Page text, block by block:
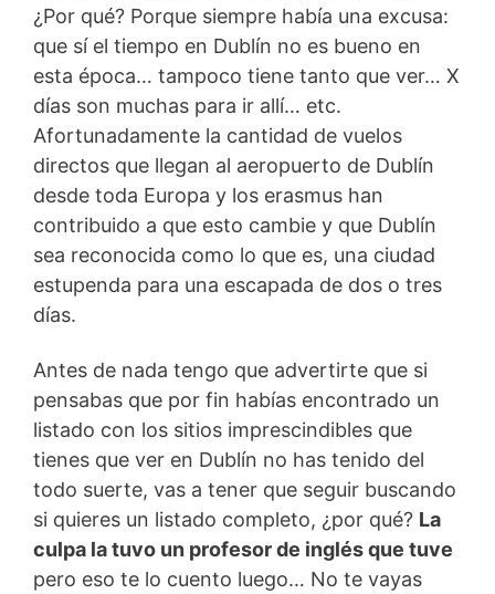
¿Por qué? Porque siempre había una excusa:
que sí el tiempo en Dublín no es bueno en
esta época… tampoco tiene tanto que ver… X
días son muchas para ir allí… etc.
Afortunadamente la cantidad de vuelos
directos que llegan al aeropuerto de Dublín
desde toda Europa y los erasmus han
contribuido a que esto cambie y que Dublín
sea reconocida como lo que es, una ciudad
estupenda para una escapada de dos o tres
días.
Antes de nada tengo que advertirte que si
pensabas que por fin habías encontrado un
listado con los sitios imprescindibles que
tienes que ver en Dublín no has tenido del
todo suerte, vas a tener que seguir buscando
si quieres un listado completo, ¿por qué? La
culpa la tuvo un profesor de inglés que tuve
pero eso te lo cuento luego… No te vayas